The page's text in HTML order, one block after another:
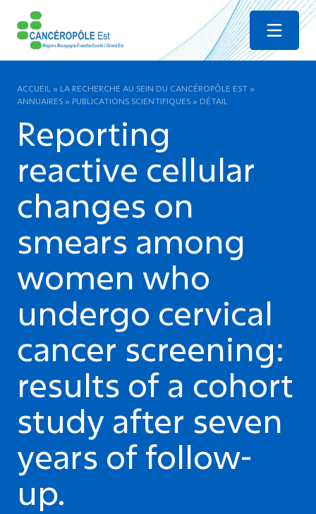
Menu
ACCUEIL » LA RECHERCHE AU SEIN DU CANCÉROPÔLE EST »
ANNUAIRES » PUBLICATIONS SCIENTIFIQUES » DÉTAIL
Reporting
reactive cellular
changes on
smears among
women who
undergo cervical
cancer screening:
results of a cohort
study after seven
years of follow-
up.